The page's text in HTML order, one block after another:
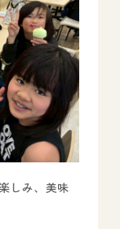
しみ、美味